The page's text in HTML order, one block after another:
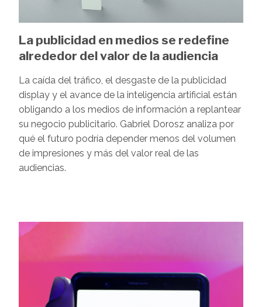
La publicidad en medios se redefine
alrededor del valor de la audiencia
La caída del tráfico, el desgaste de la publicidad
display y el avance de la inteligencia artificial están
obligando a los medios de información a replantear
su negocio publicitario. Gabriel Dorosz analiza por
qué el futuro podría depender menos del volumen
de impresiones y más del valor real de las
audiencias.
Image